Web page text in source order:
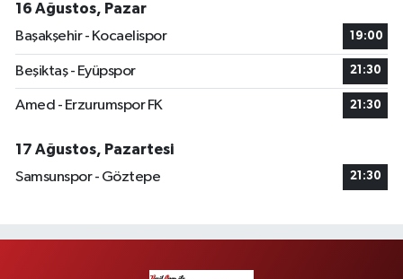
16 Ağustos, Pazar
Başakşehir - Kocaelispor
19:00
Beşiktaş - Eyüpspor 21:30
Amed - Erzurumspor FK 21:30
17 Ağustos, Pazartesi
Samsunspor - Göztepe
21:30